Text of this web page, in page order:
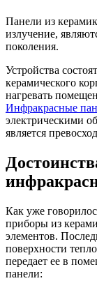
Панели из
излучение,
поколения.
Устройства
керамического
нагревать
Инфракрасные
электрическими
является
Как уже
приборы из
элементов.
поверхности
передает ее в
панели: